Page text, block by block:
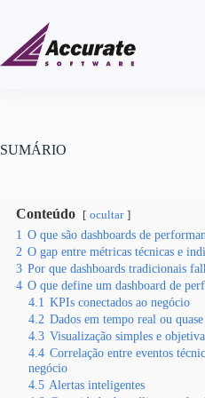
SUMÁRIO
Conteúdo ocultar
1 O que são dashboards de
2 O gap entre métricas técnicas e
3 Por que dashboards tradicionais
4 O que define um dashboard de
4.1 KPIs conectados ao negócio
4.2 Dados em tempo real ou
4.3 Visualização simples e objetiva
4.4 Correlação entre eventos
negócio
4.5 Alertas inteligentes